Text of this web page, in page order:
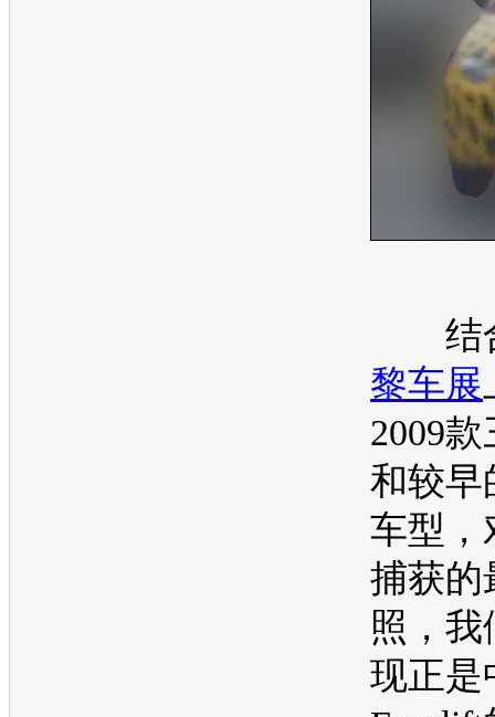
结
黎车展
2009款
和较早
车型
捕获的
照，我
现正是